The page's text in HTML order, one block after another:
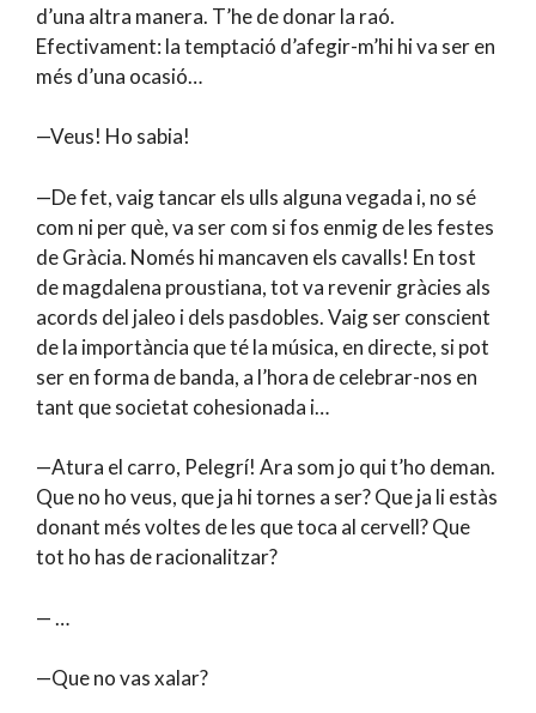
d’una altra manera. T’he de donar la raó.
Efectivament: la temptació d’afegir-m’hi hi va ser en
més d’una ocasió…
—Veus! Ho sabia!
—De fet, vaig tancar els ulls alguna vegada i, no sé
com ni per què, va ser com si fos enmig de les festes
de Gràcia. Només hi mancaven els cavalls! En tost
de magdalena proustiana, tot va revenir gràcies als
acords del jaleo i dels pasdobles. Vaig ser conscient
de la importància que té la música, en directe, si pot
ser en forma de banda, a l’hora de celebrar-nos en
tant que societat cohesionada i…
—Atura el carro, Pelegrí! Ara som jo qui t’ho deman.
Que no ho veus, que ja hi tornes a ser? Que ja li estàs
donant més voltes de les que toca al cervell? Que
tot ho has de racionalitzar?
— …
—Que no vas xalar?